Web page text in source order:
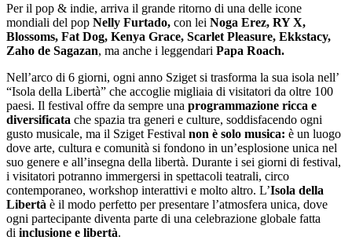
Per il pop & indie, arriva il grande ritorno di una delle icone
mondiali del pop Nelly Furtado, con lei Noga Erez, RY X,
Blossoms, Fat Dog, Kenya Grace, Scarlet Pleasure, Ekkstacy,
Zaho de Sagazan, ma anche i leggendari Papa Roach.
Nell’arco di 6 giorni, ogni anno Sziget si trasforma la sua isola nell’
“Isola della Libertà” che accoglie migliaia di visitatori da oltre 100
paesi. Il festival offre da sempre una programmazione ricca e
diversificata che spazia tra generi e culture, soddisfacendo ogni
gusto musicale, ma il Sziget Festival non è solo musica: è un luogo
dove arte, cultura e comunità si fondono in un’esplosione unica nel
suo genere e all’insegna della libertà. Durante i sei giorni di festival,
i visitatori potranno immergersi in spettacoli teatrali, circo
contemporaneo, workshop interattivi e molto altro. L’Isola della
Libertà è il modo perfetto per presentare l’atmosfera unica, dove
ogni partecipante diventa parte di una celebrazione globale fatta
di inclusione e libertà.